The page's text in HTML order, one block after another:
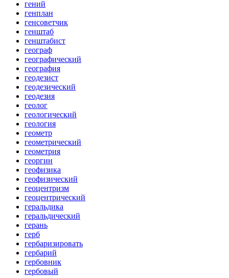
гений
генплан
генсоветчик
генштаб
генштабист
географ
географический
география
геодезист
геодезический
геодезия
геолог
геологический
геология
геометр
геометрический
геометрия
георгин
геофизика
геофизический
геоцентризм
геоцентрический
геральдика
геральдический
герань
герб
гербаризировать
гербарий
гербовник
гербовый